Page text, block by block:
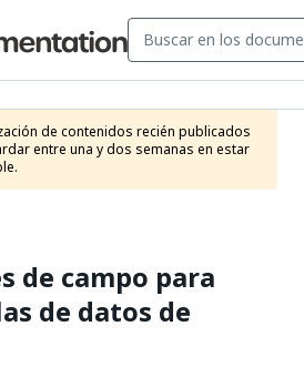
de contenidos recién publicados
entre una y dos semanas en estar
de campo para
de datos de